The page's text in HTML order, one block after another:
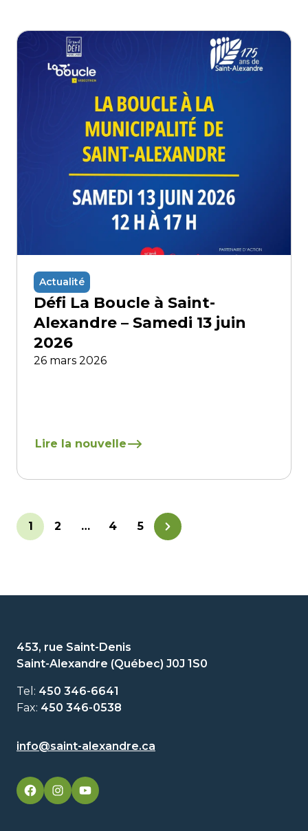
Actualité
Défi La Boucle à Saint-
Alexandre – Samedi 13 juin
2026
26 mars 2026
En savoir plus
1 2 … 4 5
453, rue Saint-Denis
Saint-Alexandre (Québec) J0J 1S0
Tel: 450 346-6641
Fax: 450 346-0538
info@saint-alexandre.ca
facebookgoogleplusgoogleplus